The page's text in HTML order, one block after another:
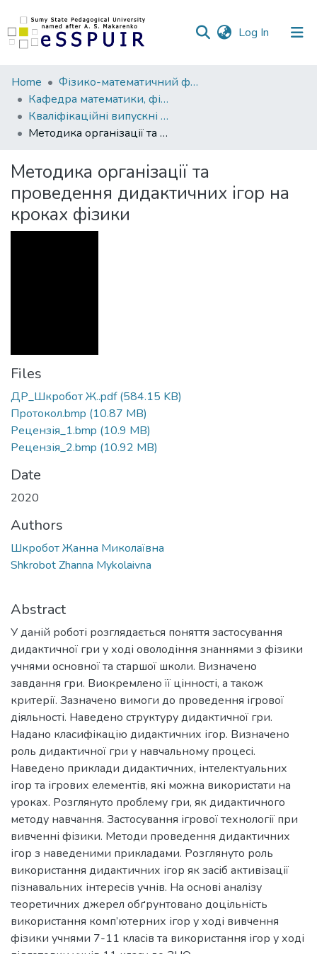
Log In (current)
Communities
&
Collections
All of DSpace
Statistics
Home
Фізико-математичний факультет
Кафедра математики, фізики та методик їх навчання
Кваліфікаційні випускні роботи здобувачів вищої освіти
Методика організації та проведення дидактичних ігор на кроках фізики
Методика організації та
проведення дидактичних ігор на
кроках фізики
Files
ДР_Шкробот Ж..pdf(584.15 KB)
Протокол.bmp (10.87 MB)
Рецензія_1.bmp (10.9 MB)
Рецензія_2.bmp (10.92 MB)
Date
2020
Authors
Шкробот Жанна Миколаївна
Shkrobot Zhanna Mykolaivna
Abstract
У даній роботі розглядається поняття застосування
дидактичної гри у ході оволодіння знаннями з фізики
учнями основної та старшої школи. Визначено
завдання гри. Виокремлено її цінності, а також
критерії. Зазначено вимоги до проведення ігрової
діяльності. Наведено структуру дидактичної гри.
Надано класифікацію дидактичних ігор. Визначено
роль дидактичної гри у навчальному процесі.
Наведено приклади дидактичних, інтелектуальних
ігор та ігрових елементів, які можна використати на
уроках. Розглянуто проблему гри, як дидактичного
методу навчання. Застосування ігрової технології при
вивченні фізики. Методи проведення дидактичних
ігор з наведеними прикладами. Розглянуто роль
використання дидактичних ігор як засіб активізації
пізнавальних інтересів учнів. На основі аналізу
теоретичних джерел обґрунтовано доцільність
використання комп’ютерних ігор у ході вивчення
фізики учнями 7-11 класів та використання ігор у ході